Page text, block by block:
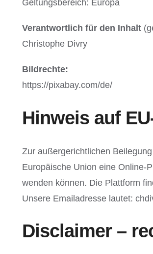
Geltungsbereich: Europa
Verantwortlich für den Inhalt
Christophe Divry
Bildrechte:
https://pixabay.com/de/
Hinweis auf
Zur außergerichtlichen
Europäische Union eine Online-
wenden können. Die Plattform
Unsere Emailadresse lautet:
Disclaimer –